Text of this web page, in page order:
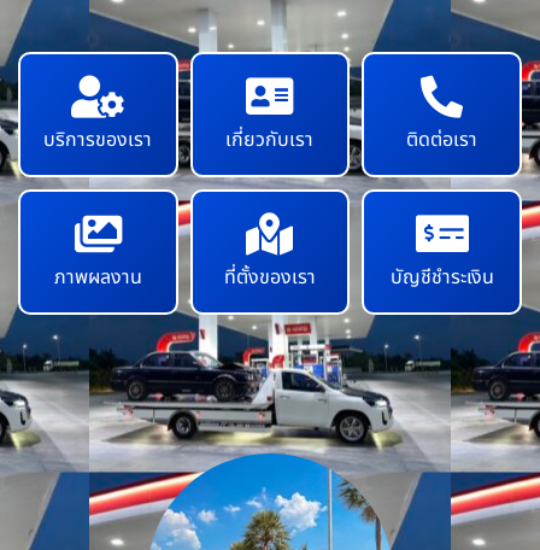
บริการของเรา เกี่ยวกับเรา ติดต่อเรา
ภาพผลงาน ที่ตั้งของเรา บัญชีชำระเงิน